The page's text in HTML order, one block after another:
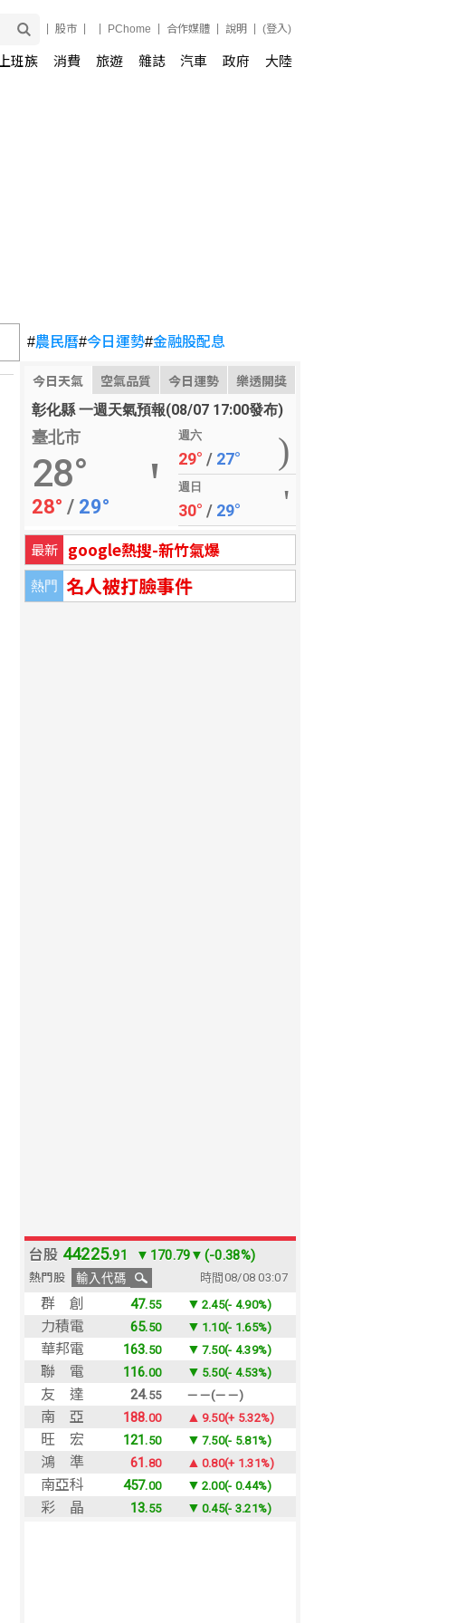
股市 PChome 合作媒體 說明 (登入)
上班族 消費 旅遊 雜誌 汽車 政府 大陸
#農民曆#今日運勢#金融股配息
今日天氣 空氣品質 今日運勢 樂透開獎
彰化縣 一週天氣預報(08/07 17:00發布)
臺北市
28°
28° / 29°
週六
29° / 27°
週日
30° / 29°
最新 google熱搜-新竹氣爆
熱門 名人被打臉事件